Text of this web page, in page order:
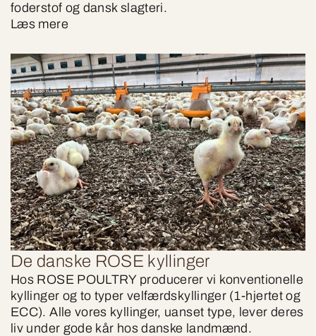
foderstof og dansk slagteri.
Læs mere
De danske ROSE kyllinger
Hos ROSE POULTRY producerer vi konventionelle
kyllinger og to typer velfærdskyllinger (1-hjertet og
ECC). Alle vores kyllinger, uanset type, lever deres
liv under gode kår hos danske landmænd.